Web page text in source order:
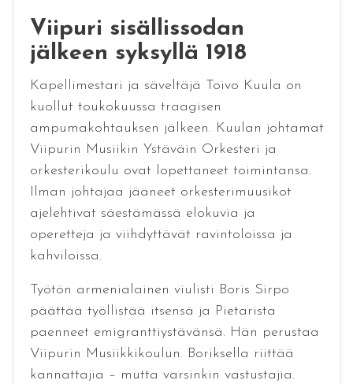
Viipuri sisällissodan
jälkeen syksyllä 1918
Kapellimestari ja säveltäjä Toivo Kuula on
kuollut toukokuussa traagisen
ampumakohtauksen jälkeen. Kuulan johtamat
Viipurin Musiikin Ystäväin Orkesteri ja
orkesterikoulu ovat lopettaneet toimintansa.
Ilman johtajaa jääneet orkesterimuusikot
ajelehtivat säestämässä elokuvia ja
operetteja ja viihdyttävät ravintoloissa ja
kahviloissa.
Työtön armenialainen viulisti Boris Sirpo
päättää työllistää itsensä ja Pietarista
paenneet emigranttiystävänsä. Hän perustaa
Viipurin Musiikkikoulun. Boriksella riittää
kannattajia – mutta varsinkin vastustajia.